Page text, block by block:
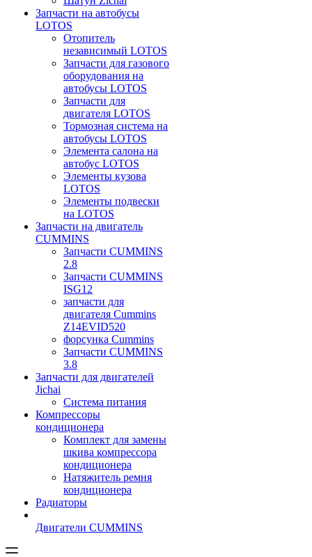
Запчасти на автобусы
LOTOS
Отопитель
независимый LOTOS
Запчасти для газового
оборудования на
автобусы LOTOS
Запчасти для
двигателя LOTOS
Тормозная система на
автобусы LOTOS
Элемента салона на
автобус LOTOS
Элементы кузова
LOTOS
Элементы подвески
на LOTOS
Запчасти на двигатель
CUMMINS
Запчасти CUMMINS
2.8
Запчасти CUMMINS
ISG12
запчасти для
двигателя Cummins
Z14EVID520
форсунка Cummins
Запчасти CUMMINS
3.8
Запчасти для двигателей
Jichai
Система питания
Компрессоры
кондиционера
Комплект для замены
шкива компрессора
кондиционера
Натяжитель ремня
кондиционера
Радиаторы
Двигатели CUMMINS